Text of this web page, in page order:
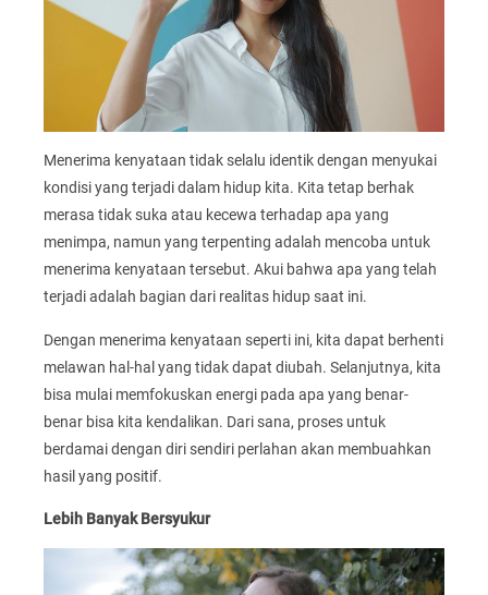
Menerima kenyataan tidak selalu identik dengan menyukai
kondisi yang terjadi dalam hidup kita. Kita tetap berhak
merasa tidak suka atau kecewa terhadap apa yang
menimpa, namun yang terpenting adalah mencoba untuk
menerima kenyataan tersebut. Akui bahwa apa yang telah
terjadi adalah bagian dari realitas hidup saat ini.
Dengan menerima kenyataan seperti ini, kita dapat berhenti
melawan hal-hal yang tidak dapat diubah. Selanjutnya, kita
bisa mulai memfokuskan energi pada apa yang benar-
benar bisa kita kendalikan. Dari sana, proses untuk
berdamai dengan diri sendiri perlahan akan membuahkan
hasil yang positif.
Lebih Banyak Bersyukur